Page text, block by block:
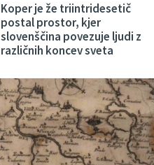
Koper je že triintridesetič
postal prostor, kjer
slovenščina povezuje ljudi z
različnih koncev sveta